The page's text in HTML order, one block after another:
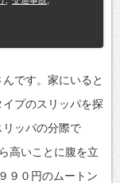
です。家にいると
プのスリッパを探
リッパの分際で
高いことに腹を立
９０円のムートン